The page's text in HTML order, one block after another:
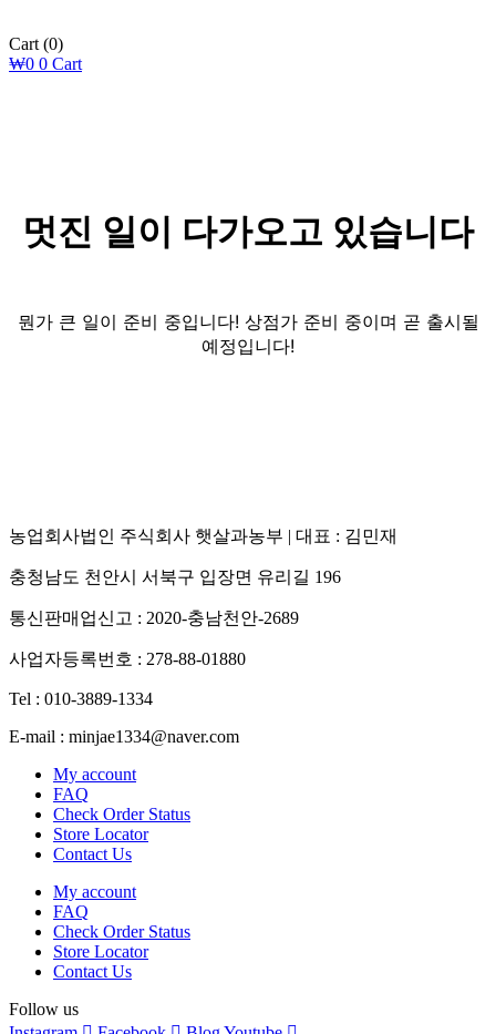
Cart (0)
₩0 0 Cart
멋진 일이 다가오고 있습니다
뭔가 큰 일이 준비 중입니다! 상점가 준비 중이며 곧 출시될
예정입니다!
농업회사법인 주식회사 햇살과농부 | 대표 : 김민재
충청남도 천안시 서북구 입장면 유리길 196
통신판매업신고 : 2020-충남천안-2689
사업자등록번호 : 278-88-01880
Tel : 010-3889-1334
E-mail : minjae1334@naver.com
My account
FAQ
Check Order Status
Store Locator
Contact Us
My account
FAQ
Check Order Status
Store Locator
Contact Us
Follow us